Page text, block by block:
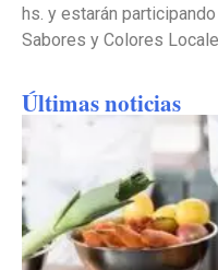
hs. y estarán
Sabores y Colores
Últimas noticias